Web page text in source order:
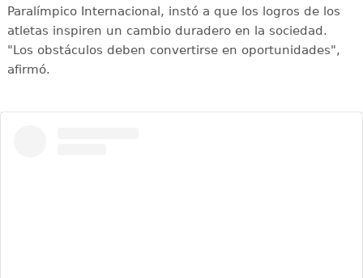
Paralímpico Internacional, instó a que los logros de los
atletas inspiren un cambio duradero en la sociedad.
"Los obstáculos deben convertirse en oportunidades",
afirmó.